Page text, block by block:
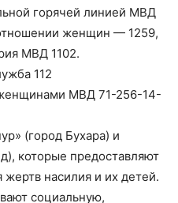
горячей линией МВД
женщин — 1259,
МВД 1102.
112
МВД 71-256-14-
(город Бухара) и
которые предоставляют
насилия и их детей.
социальную,